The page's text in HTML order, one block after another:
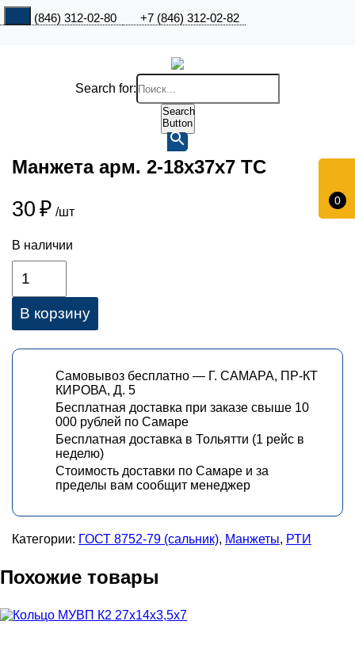
+7 (846) 312-02-80 +7 (846) 312-02-82
0
Search for:
Search
Button
Манжета арм. 2-18х37х7 ТC
30 ₽ /шт
В наличии
В корзину
Самовывоз бесплатно — Г. САМАРА, ПР-КТ
КИРОВА, Д. 5
Бесплатная доставка при заказе свыше 10
000 рублей по Самаре
Бесплатная доставка в Тольятти (1 рейс в
неделю)
Стоимость доставки по Самаре и за
пределы вам сообщит менеджер
Категории: ГОСТ 8752-79 (сальник), Манжеты, РТИ
Похожие товары